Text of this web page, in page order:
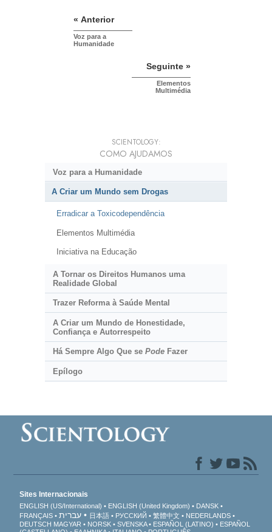
« Anterior
Voz para a
Humanidade
Seguinte »
Elementos
Multimédia
SCIENTOLOGY:
COMO AJUDAMOS
Voz para a Humanidade
A Criar um Mundo sem Drogas
Erradicar a Toxicodependência
Elementos Multimédia
Iniciativa na Educação
A Tornar os Direitos Humanos uma
Realidade Global
Trazer Reforma à Saúde Mental
A Criar um Mundo de Honestidade,
Confiança e Autorrespeito
Há Sempre Algo Que se PodeFazer
Epílogo
Sites Internacionais
ENGLISH (US/International) ENGLISH (United Kingdom)
DANSK
FRANÇAIS
עברית 日本語 РУССКИЙ 繁體中文
NEDERLANDS
DEUTSCH MAGYAR NORSK SVENSKA ESPAÑOL (LATINO)
ESPAÑOL